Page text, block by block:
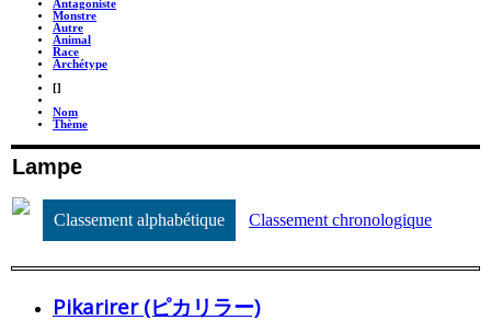
Antagoniste
Monstre
Autre
Animal
Race
Archétype
[]
Nom
Thème
Lampe
Classement alphabétique Classement chronologique
Pikarirer (ピカリラー)